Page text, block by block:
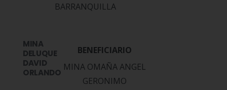
BARRANQUILLA
MINA
DELUQUE
DAVID
ORLANDO
MINA OMAÑA ANGEL
GERONIMO